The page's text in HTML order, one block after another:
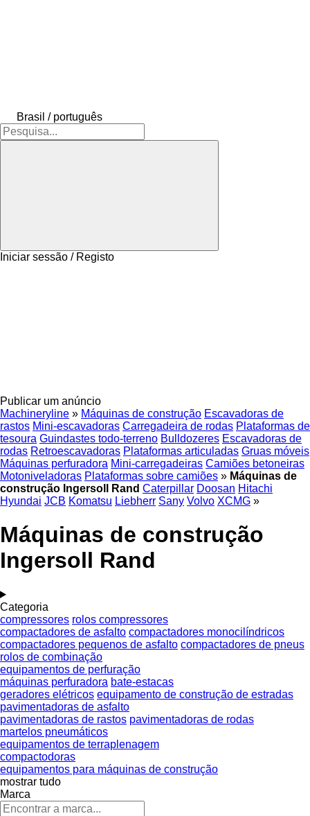
Brasil / português
Iniciar sessão / Registo
Publicar um anúncio
Machineryline » Máquinas de construção Escavadoras de
rastos Mini-escavadoras Carregadeira de rodas Plataformas de
tesoura Guindastes todo-terreno Bulldozeres Escavadoras de
rodas Retroescavadoras Plataformas articuladas Gruas móveis
Máquinas perfuradora Mini-carregadeiras Camiões betoneiras
Motoniveladoras Plataformas sobre camiões » Máquinas de
construção Ingersoll Rand Caterpillar Doosan Hitachi
Hyundai JCB Komatsu Liebherr Sany Volvo XCMG »
Máquinas de construção
Ingersoll Rand
Categoria
compressores rolos compressores
compactadores de asfalto compactadores monocilíndricos
compactadores pequenos de asfalto compactadores de pneus
rolos de combinação
equipamentos de perfuração
máquinas perfuradora bate-estacas
geradores elétricos equipamento de construção de estradas
pavimentadoras de asfalto
pavimentadoras de rastos pavimentadoras de rodas
martelos pneumáticos
equipamentos de terraplenagem
compactodoras
equipamentos para máquinas de construção
mostrar tudo
Marca